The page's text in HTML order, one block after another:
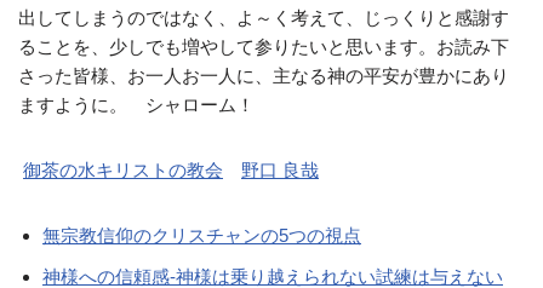
出してしまうのではなく、よ～く考えて、じっくりと感謝す
ることを、少しでも増やして参りたいと思います。お読み下
さった皆様、お一人お一人に、主なる神の平安が豊かにあり
ますように。 シャローム！
御茶の水キリストの教会 野口 良哉
無宗教信仰のクリスチャンの5つの視点
神様への信頼感-神様は乗り越えられない試練は与えない